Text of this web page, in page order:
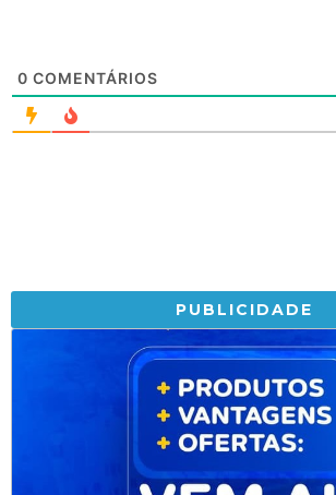
0 COMENTÁRIOS
PUBLICIDADE